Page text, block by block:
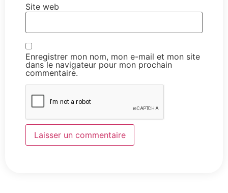
Site web
Enregistrer mon nom, mon e-mail et mon site
dans le navigateur pour mon prochain
commentaire.